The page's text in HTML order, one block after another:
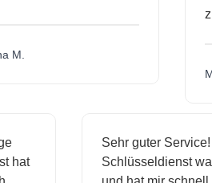
M.
hat
Sehr guter
Schlüsseldienst